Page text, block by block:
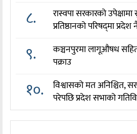
८.
रास्वपा सरकारको
प्रतिष्ठानको परिषद्‌मा
९.
कञ्चनपुरमा लागूऔषध
पक्राउ
१०.
विश्वासको मत अनिश्चित,
परेपछि प्रदेश सभाको